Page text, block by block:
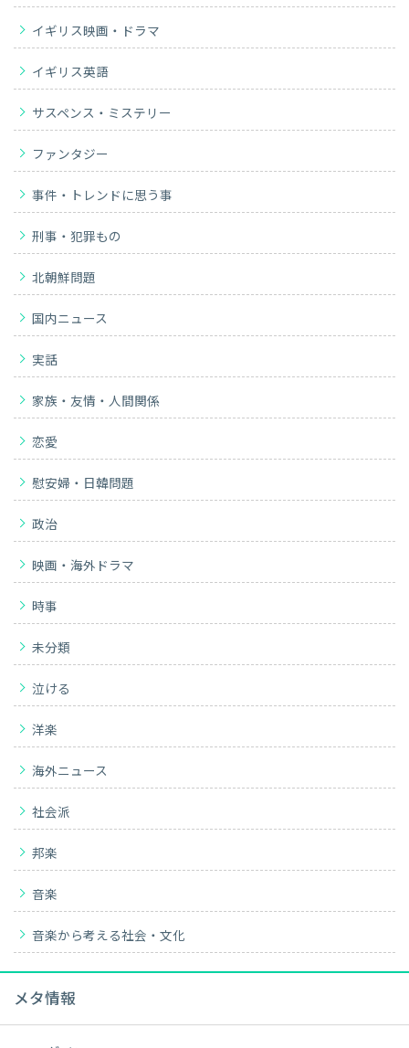
イギリス映画・ドラマ
イギリス英語
サスペンス・ミステリー
ファンタジー
事件・トレンドに思う事
刑事・犯罪もの
北朝鮮問題
国内ニュース
実話
家族・友情・人間関係
恋愛
慰安婦・日韓問題
政治
映画・海外ドラマ
時事
未分類
泣ける
洋楽
海外ニュース
社会派
邦楽
音楽
音楽から考える社会・文化
メタ情報